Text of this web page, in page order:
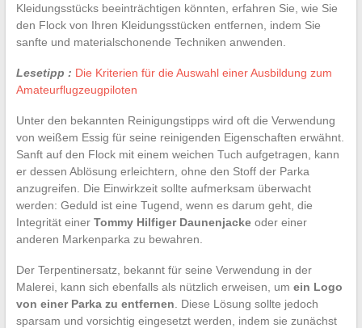
Kleidungsstücks beeinträchtigen könnten, erfahren Sie, wie Sie
den Flock von Ihren Kleidungsstücken entfernen, indem Sie
sanfte und materialschonende Techniken anwenden.
Lesetipp : Die Kriterien für die Auswahl einer Ausbildung zum
Amateurflugzeugpiloten
Unter den bekannten Reinigungstipps wird oft die Verwendung
von weißem Essig für seine reinigenden Eigenschaften erwähnt.
Sanft auf den Flock mit einem weichen Tuch aufgetragen, kann
er dessen Ablösung erleichtern, ohne den Stoff der Parka
anzugreifen. Die Einwirkzeit sollte aufmerksam überwacht
werden: Geduld ist eine Tugend, wenn es darum geht, die
Integrität einer Tommy Hilfiger Daunenjackeoder einer
anderen Markenparka zu bewahren.
Der Terpentinersatz, bekannt für seine Verwendung in der
Malerei, kann sich ebenfalls als nützlich erweisen, um ein Logo
von einer Parka zu entfernen . Diese Lösung sollte jedoch
sparsam und vorsichtig eingesetzt werden, indem sie zunächst